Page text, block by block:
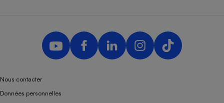
Nous contacter
Données personnelles